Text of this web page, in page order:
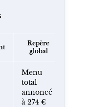
Repère
global
Menu
total
annoncé
à 274 €